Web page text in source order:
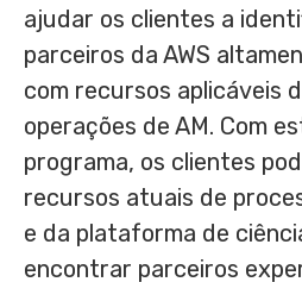
ajudar os clientes a
parceiros da AWS
com recursos aplicáveis
operações de AM. Com
programa, os clientes
recursos atuais de
e da plataforma de
encontrar parceiros